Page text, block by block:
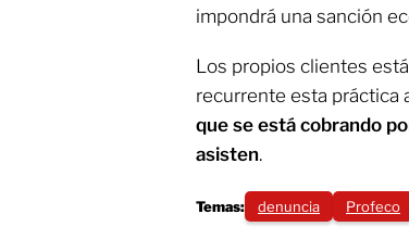
impondrá una sanción
Los propios clientes
recurrente esta práctica
que se está cobrando
asisten.
Temas: denuncia Profeco